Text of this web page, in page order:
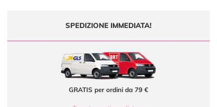
SPEDIZIONE IMMEDIATA!
GRATIS per ordini da 79 €